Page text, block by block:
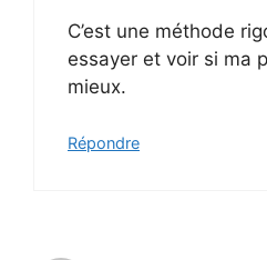
C’est une méthode
essayer et voir si ma
mieux.
Répondre